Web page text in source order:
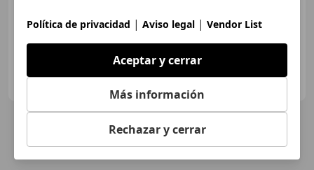
ES-28923 ALCORCÓN
Política de privacidad | Aviso legal | Vendor List
Aceptar y cerrar
Más información
Rechazar y cerrar